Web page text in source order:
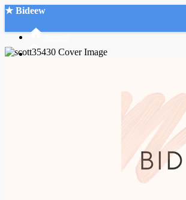
★ Bideew